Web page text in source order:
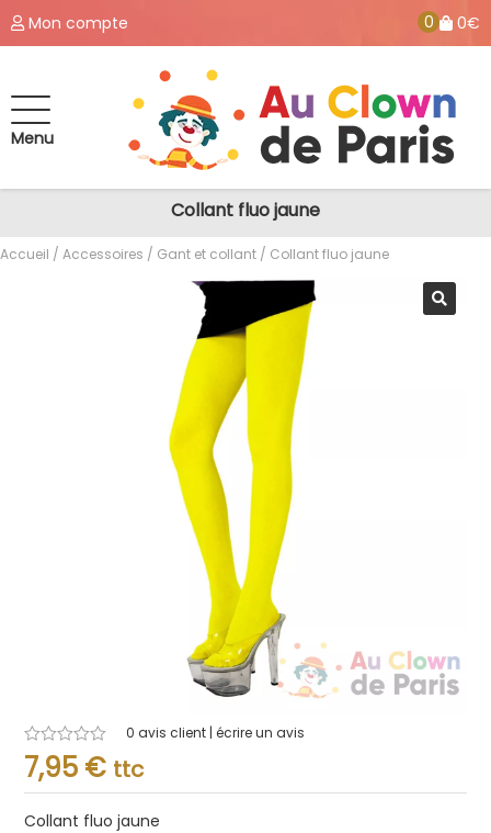
Mon compte 0 0€
Menu
Collant fluo jaune
Accueil / Accessoires / Gant et collant / Collant fluo jaune
Note
0.001
sur
0 avis client | écrire un avis
7,95 € ttc
Collant fluo jaune